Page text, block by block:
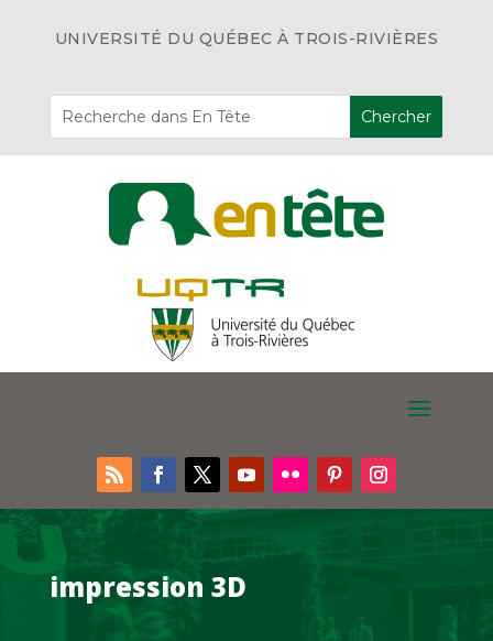
UNIVERSITÉ DU QUÉBEC À TROIS-RIVIÈRES
impression 3D